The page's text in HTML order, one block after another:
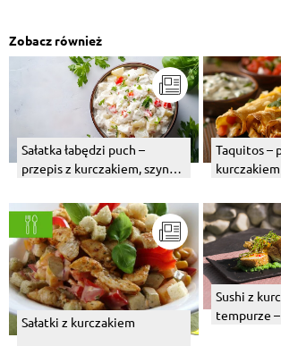
Zobacz również
Sałatka łabędzi puch –
przepis z kurczakiem, szynką
Taquitos –
kurczakiem
Sałatki z kurczakiem
Sushi z
tempurze